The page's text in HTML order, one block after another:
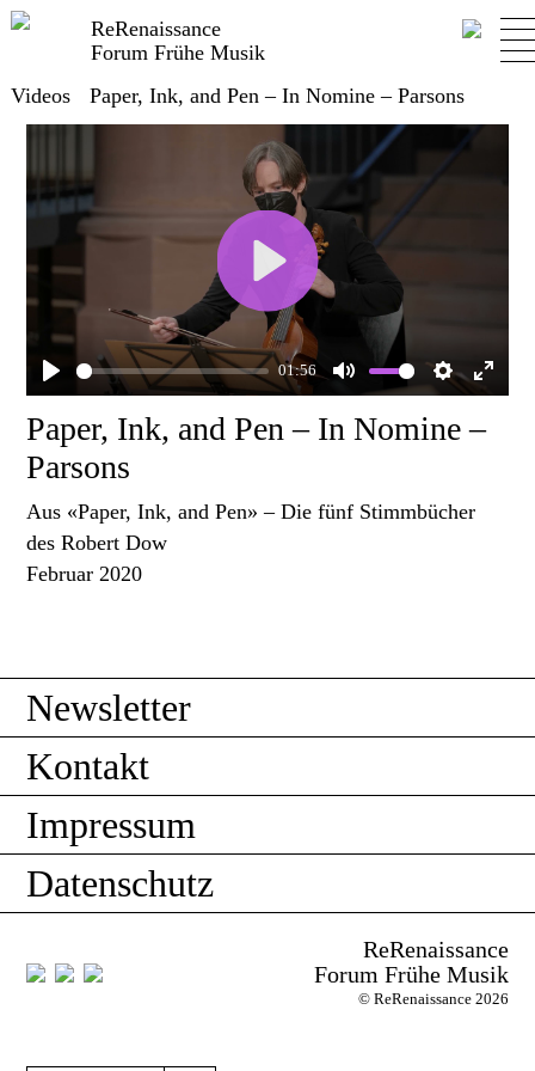
ReRenaissance
Forum Frühe Musik
Videos
Paper, Ink, and Pen – In Nomine – Parsons
Play
01:56
Mute Settings
Enter
Play
Paper, Ink, and Pen – In Nomine –
Parsons
Aus «Paper, Ink, and Pen» – Die fünf Stimmbücher
des Robert Dow
Februar 2020
Newsletter
Kontakt
Impressum
Datenschutz
ReRenaissance
Forum Frühe Musik
© ReRenaissance 2026